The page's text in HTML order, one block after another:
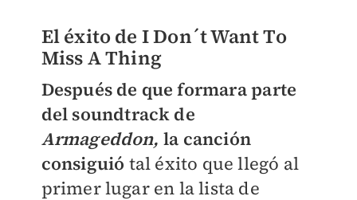
El éxito de I Don´t Want To
Miss A Thing
Después de que formara parte
del soundtrack de
Armageddon, la canción
consiguió tal éxito que llegó al
primer lugar en la lista de